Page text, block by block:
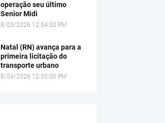
operação seu último
Senior Midi
8/03/2026 12:54:00 PM
Natal (RN) avança para a
primeira licitação do
transporte urbano
8/04/2026 12:50:00 PM